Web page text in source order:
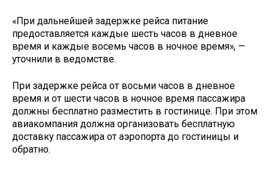
«При дальнейшей задержке рейса питание
предоставляется каждые шесть часов в дневное
время и каждые восемь часов в ночное время», —
уточнили в ведомстве.
При задержке рейса от восьми часов в дневное
время и от шести часов в ночное время пассажира
должны бесплатно разместить в гостинице. При этом
авиакомпания должна организовать бесплатную
доставку пассажира от аэропорта до гостиницы и
обратно.